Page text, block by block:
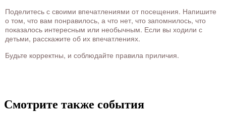
Поделитесь с своими впечатлениями от посещения. Напишите
о том, что вам понравилось, а что нет, что запомнилось, что
показалось интересным или необычным. Если вы ходили с
детьми, расскажите об их впечатлениях.
Будьте корректны, и соблюдайте правила приличия.
Смотрите также события